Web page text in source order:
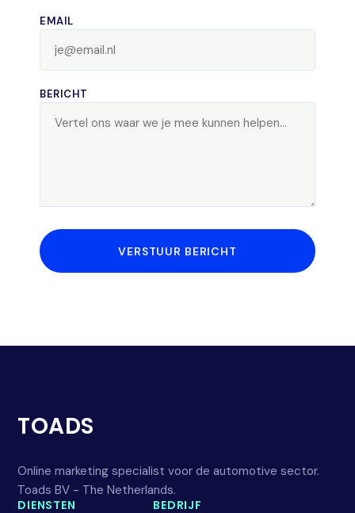
EMAIL
BERICHT
VERSTUUR BERICHT
TOADS
Online marketing specialist voor de automotive sector.
Toads BV - The Netherlands.
DIENSTEN
BEDRIJF